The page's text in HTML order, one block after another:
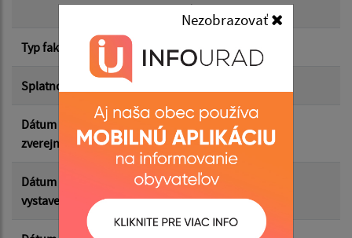
Nezobrazovať
Suma do:
Filtrovať Reset
zamestnancov 4/2026
Typ faktúry dodávateľská
Splatnosť 14.05.2026
Dátum
zverejnenia
05.05.2026
Dátum
vystavenia
30.04.2026